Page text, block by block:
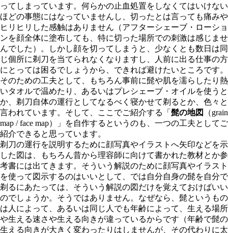
ってしまっています。何らかの止血処置をしなくてはいけない
ほどの事態にはなっていませんし、切ったとは言っても痛みや
ヒリヒリした感触はありません（アフターシェーブ・ローショ
ンを顔全体に塗布しても、特に切った場所での刺激は感じませ
んでした）。しかし顔を切ってしまうと、少なくとも数日は同
じ個所に剃刀を当てられなくなりますし、人前に出る仕事の方
にとっては困るでしょうから、できれば避けたいところです。
そのための工夫として、もちろん事前に髭や肌を濡らしたり熱
いタオルで温めたり、あるいはプレシェーブ・オイルを使うと
か、剃刀自体の運行としてなるべく寝かせて剃るとか、色々と
言われています。そして、ここでご紹介する「 髭の地図
（grain
map / face map）」を自作するというのも、一つの工夫としてご
紹介できると思っています。
剃刀の運行を説明するために顔写真やイラストへ矢印などを示
した図は、もちろん昔から理容師に向けて書かれた教材とか参
考書には出てきます。そういう解説のために顔写真やイラスト
を使って図示するのはいいとして、では自分自身の髭を自分で
剃るにあたっては、そういう解説の図だけを覚えておけばいい
のでしょうか。そうではありません。なぜなら、髭というもの
は人によって、あるいは同じ人でも年齢によって、生える場所
や生える速さや生える向きが違っているからです（年齢で髭の
生える向きが大きく変わったりはしませんが、その代わりに太